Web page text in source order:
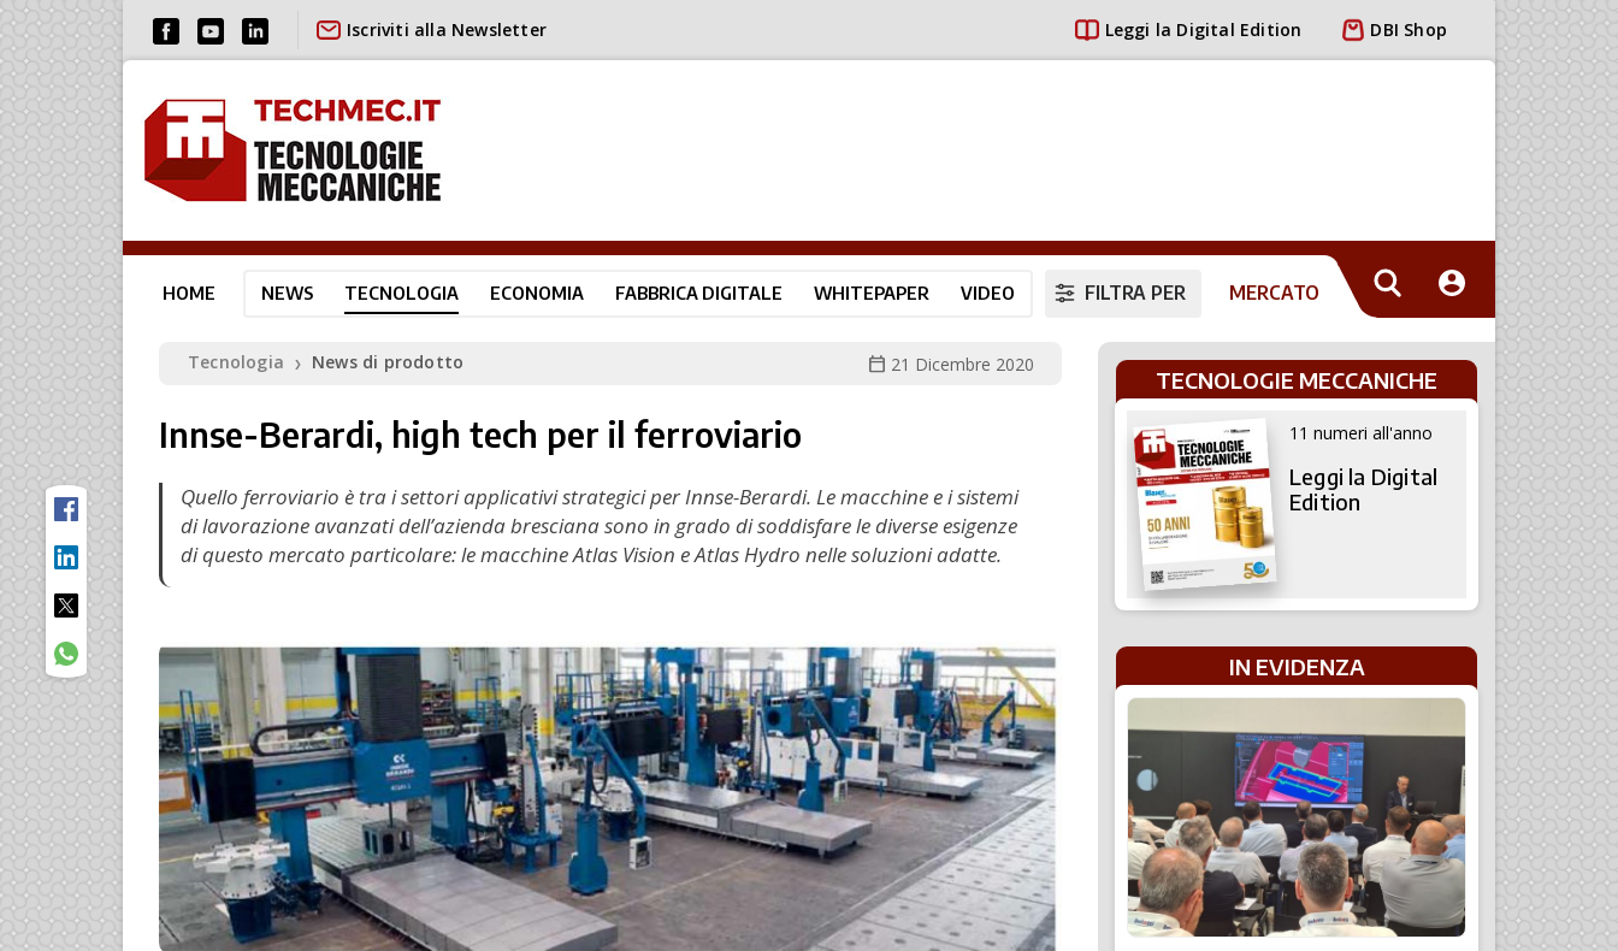
Iscriviti alla Newsletter Leggi la Digital Edition DBI Shop
HOME NEWS TECNOLOGIA ECONOMIA FABBRICA DIGITALE WHITEPAPER VIDEO FILTRA PER MERCATO
Tecnologia ❯ News di prodotto calendar_today 21 Dicembre 2020
Innse-Berardi, high tech per il ferroviario
Quello ferroviario è tra i settori applicativi strategici per Innse-Berardi. Le macchine e i sistemi
di lavorazione avanzati dell’azienda bresciana sono in grado di soddisfare le diverse esigenze
di questo mercato particolare: le macchine Atlas Vision e Atlas Hydro nelle soluzioni adatte.
TECNOLOGIE MECCANICHE
11 numeri all'anno
Leggi la Digital
Edition
IN EVIDENZA